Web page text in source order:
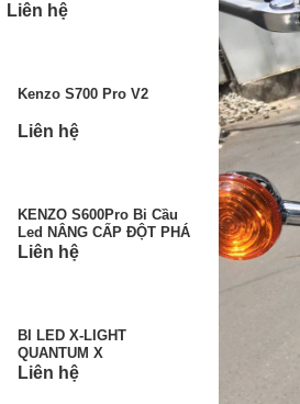
Liên hệ
Kenzo S700 Pro V2
Liên hệ
KENZO S600Pro Bi Cầu
Led NÂNG CẤP ĐỘT PHÁ
Liên hệ
BI LED X-LIGHT
QUANTUM X
Liên hệ